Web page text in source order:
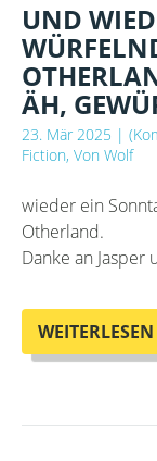
UND
ÄH,
23. Mär 2025 |
Fiction, Von Wolf
wieder ein
Otherland.
Danke an